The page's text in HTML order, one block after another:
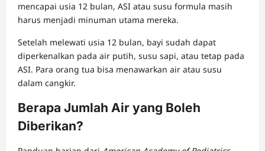
mencapai usia 12 bulan, ASI atau susu formula masih
harus menjadi minuman utama mereka.
Setelah melewati usia 12 bulan, bayi sudah dapat
diperkenalkan pada air putih, susu sapi, atau tetap pada
ASI. Para orang tua bisa menawarkan air atau susu
dalam cangkir.
Berapa Jumlah Air yang Boleh
Diberikan?